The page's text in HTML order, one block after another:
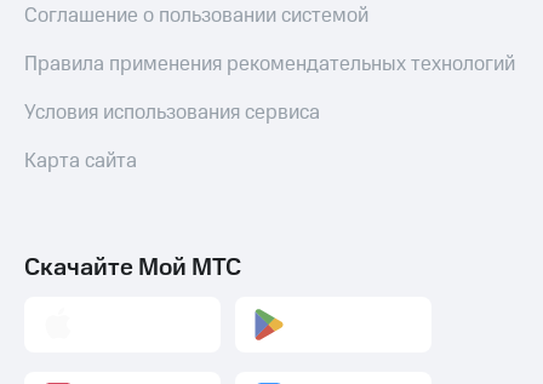
Соглашение о пользовании системой
Правила применения рекомендательных технологий
Условия использования сервиса
Карта сайта
Скачайте Мой МТС